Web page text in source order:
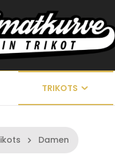
TRIKOTS
Damen